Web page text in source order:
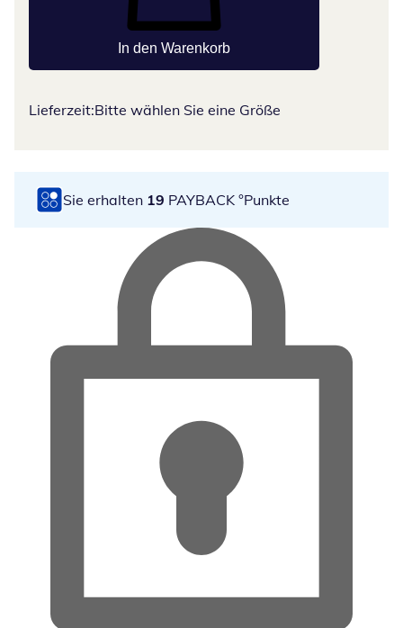
In den Warenkorb
Lieferzeit:Bitte wählen Sie eine Größe
Sie erhalten 19 PAYBACK °Punkte